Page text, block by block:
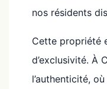
nos résidents
Cette propriété
d’exclusivité. À
l’authenticité,